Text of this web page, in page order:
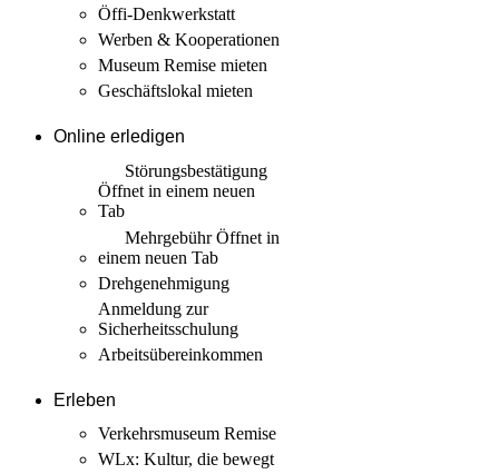
Öffi-Denkwerkstatt
Werben & Kooperationen
Museum Remise mieten
Geschäftslokal mieten
Online erledigen
Störungs­bestätigung
Öffnet in einem neuen
Tab
MehrgebührÖffnet in
einem neuen Tab
Drehgenehmigung
Anmeldung zur
Sicherheits­schulung
Arbeits­übereinkommen
Erleben
Verkehrsmuseum Remise
WLx: Kultur, die bewegt